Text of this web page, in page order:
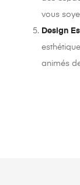
vous
Design
animés